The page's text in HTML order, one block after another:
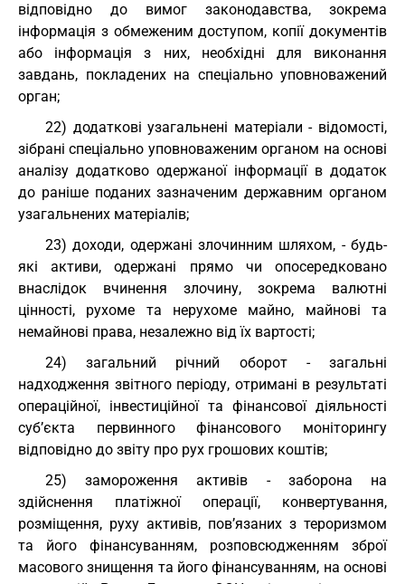
відповідно до вимог законодавства, зокрема
інформація з обмеженим доступом, копії документів
або інформація з них, необхідні для виконання
завдань, покладених на спеціально уповноважений
орган;
22) додаткові узагальнені матеріали - відомості,
зібрані спеціально уповноваженим органом на основі
аналізу додатково одержаної інформації в додаток
до раніше поданих зазначеним державним органом
узагальнених матеріалів;
23) доходи, одержані злочинним шляхом, - будь-
які активи, одержані прямо чи опосередковано
внаслідок вчинення злочину, зокрема валютні
цінності, рухоме та нерухоме майно, майнові та
немайнові права, незалежно від їх вартості;
24) загальний річний оборот - загальні
надходження звітного періоду, отримані в результаті
операційної, інвестиційної та фінансової діяльності
суб’єкта первинного фінансового моніторингу
відповідно до звіту про рух грошових коштів;
25) замороження активів - заборона на
здійснення платіжної операції, конвертування,
розміщення, руху активів, пов’язаних з тероризмом
та його фінансуванням, розповсюдженням зброї
масового знищення та його фінансуванням, на основі